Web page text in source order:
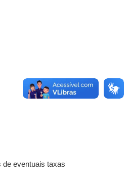
de eventuais taxas